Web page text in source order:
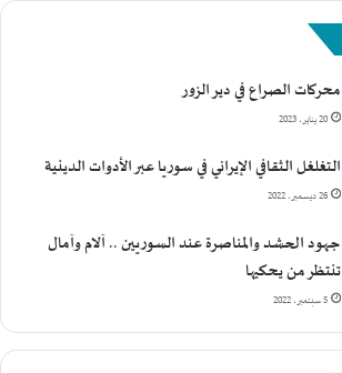
محركات الصراع في دير الزور
20 يناير، 2023
التغلغل الثقافي الإيراني في سوريا عبر الأدوات الدينية
26 ديسمبر، 2022
جهود الحشد والمناصرة عند السوريين .. آلام وآمال
تنتظر من يحكيها
5 سبتمبر، 2022